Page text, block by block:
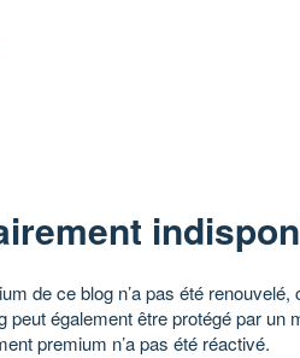
de ce blog n’a pas été renouvelé,
également être protégé par un
premium n’a pas été réactivé.